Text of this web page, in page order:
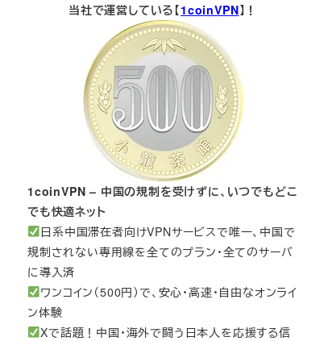
当社で運営している【1coinVPN】！
1coinVPN – 中国の規制を受けずに、いつでもどこ
でも快適ネット
日系中国滞在者向けVPNサービスで唯一、中国で
規制されない専用線を全てのプラン・全てのサーバ
に導入済
ワンコイン（500円）で、安心・高速・自由なオンライ
ン体験
Xで話題！中国・海外で闘う日本人を応援する信